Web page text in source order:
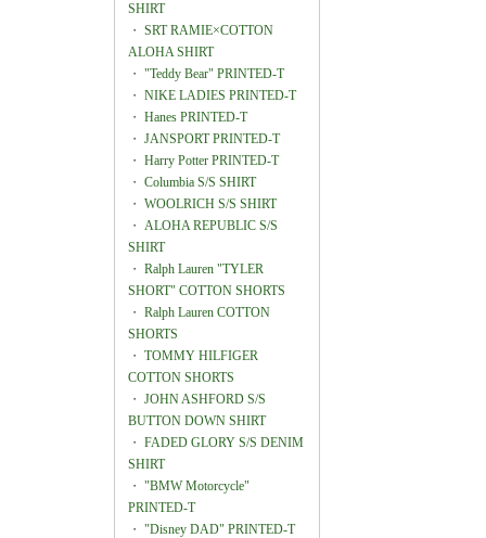
SHIRT
・ SRT RAMIE×COTTON
ALOHA SHIRT
・ "Teddy Bear" PRINTED-T
・ NIKE LADIES PRINTED-T
・ Hanes PRINTED-T
・ JANSPORT PRINTED-T
・ Harry Potter PRINTED-T
・ Columbia S/S SHIRT
・ WOOLRICH S/S SHIRT
・ ALOHA REPUBLIC S/S
SHIRT
・ Ralph Lauren "TYLER
SHORT" COTTON SHORTS
・ Ralph Lauren COTTON
SHORTS
・ TOMMY HILFIGER
COTTON SHORTS
・ JOHN ASHFORD S/S
BUTTON DOWN SHIRT
・ FADED GLORY S/S DENIM
SHIRT
・ "BMW Motorcycle"
PRINTED-T
・ "Disney DAD" PRINTED-T